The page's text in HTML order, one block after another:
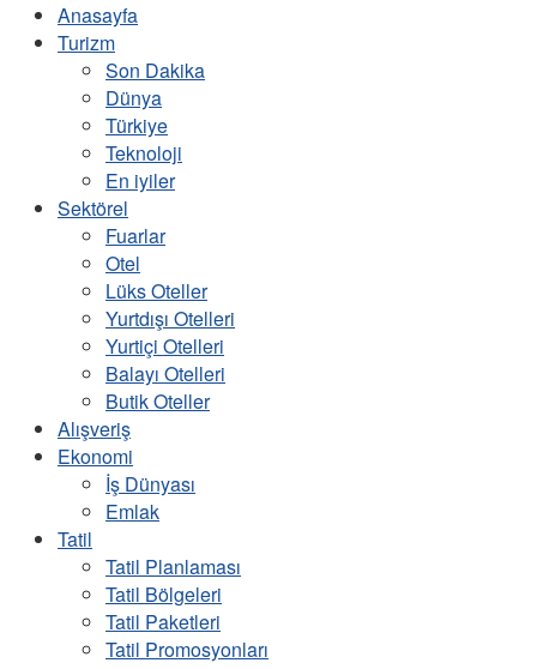
Anasayfa
Turizm
Son Dakika
Dünya
Türkiye
Teknoloji
En iyiler
Sektörel
Fuarlar
Otel
Lüks Oteller
Yurtdışı Otelleri
Yurtiçi Otelleri
Balayı Otelleri
Butik Oteller
Alışveriş
Ekonomi
İş Dünyası
Emlak
Tatil
Tatil Planlaması
Tatil Bölgeleri
Tatil Paketleri
Tatil Promosyonları